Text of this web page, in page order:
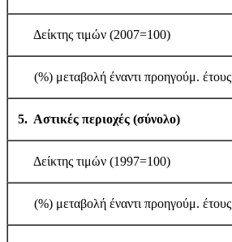
Δείκτης τιμών (2007=100)
(%) μεταβολή έναντι προηγούμ. έτους
5. Αστικές περιοχές (σύνολο)
Δείκτης τιμών (1997=100)
(%) μεταβολή έναντι προηγούμ. έτους